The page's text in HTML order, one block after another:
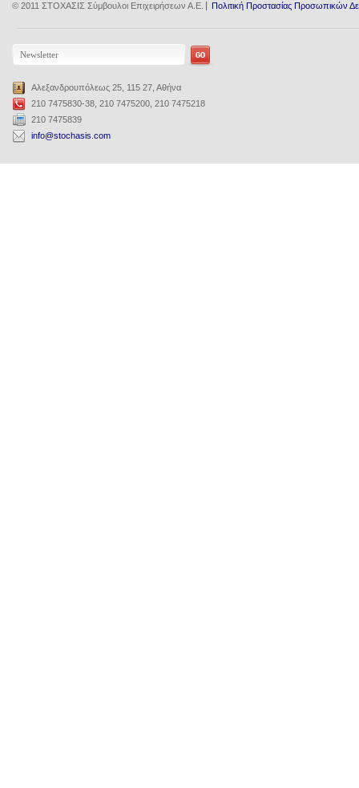
© 2011 ΣΤΟΧΑΣΙΣ Σύμβουλοι Επιχειρήσεων Α.Ε. Πολιτική Προστασίας Προσωπικών
Αλεξανδρουπόλεως 25, 115 27, Αθήνα
210 7475830-38, 210 7475200, 210 7475218
210 7475839
info@stochasis.com